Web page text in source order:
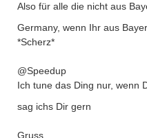
Also für alle die nicht aus
Germany, wenn Ihr aus
*Scherz*
@Speedup
Ich tune das Ding nur, wenn
sag ichs Dir gern
Gruss